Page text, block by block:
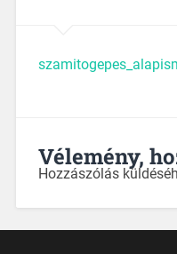
Vélemény,
Hozzászólás